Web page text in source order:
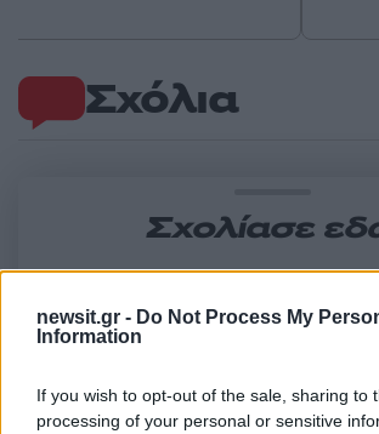
newsit.gr - Do Not Process My
Information
If you wish to opt-out of the sale, sharing to
processing of your personal or sensitive
Σχόλια
Σχολίασε